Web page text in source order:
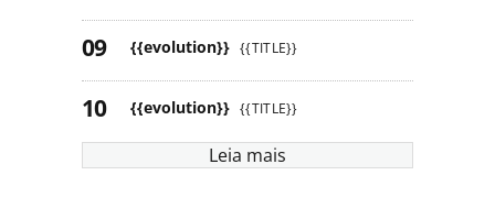
{{evolution}} {{TITLE}}
{{evolution}} {{TITLE}}
Leia mais